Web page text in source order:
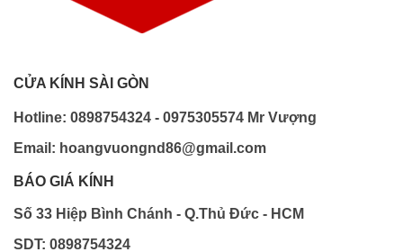
CỬA KÍNH SÀI GÒN
Hotline: 0898754324 - 0975305574 Mr Vượng
Email: hoangvuongnd86@gmail.com
BÁO GIÁ KÍNH
Số 33 Hiệp Bình Chánh - Q.Thủ Đức - HCM
SDT: 0898754324